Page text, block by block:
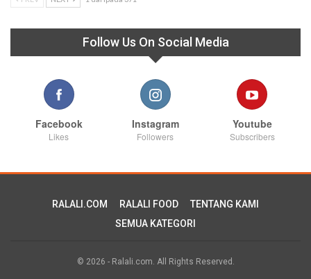
Follow Us On Social Media
Facebook
Likes
Instagram
Followers
Youtube
Subscribers
RALALI.COM RALALI FOOD
TENTANG KAMI
SEMUA KATEGORI
© 2026 - Ralali.com. All Rights Reserved.